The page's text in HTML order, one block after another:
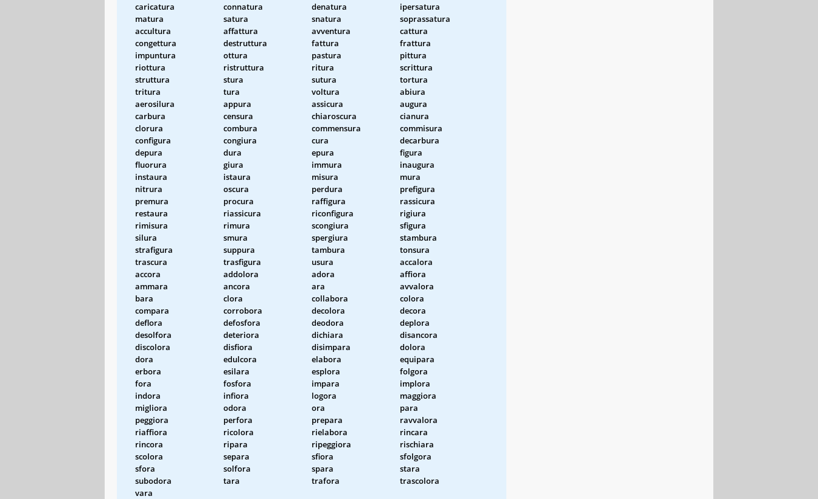
caricatura connatura denatura
ipersatura
matura
satura snatura
soprassatura
accultura
affattura avventura
cattura
congettura
destruttura fattura
frattura
impuntura
ottura pastura
pittura
riottura
ristruttura ritura
scrittura
struttura
stura sutura
tortura
tritura
tura voltura
abiura
aerosilura
appura assicura
augura
carbura
censura chiaroscura
cianura
clorura
combura commensura
commisura
configura
congiura cura
decarbura
depura
dura epura
figura
fluorura
giura immura
inaugura
instaura
istaura misura
mura
nitrura
oscura perdura
prefigura
premura
procura raffigura
rassicura
restaura
riassicura riconfigura
rigiura
rimisura
rimura scongiura
sfigura
silura
smura spergiura
stambura
strafigura
suppura tambura
tonsura
trascura
trasfigura usura
accalora
accora
addolora adora
affiora
ammara
ancora ara
avvalora
bara
clora collabora
colora
compara
corrobora decolora
decora
deflora
defosfora deodora
deplora
desolfora
deteriora dichiara
disancora
discolora
disfiora disimpara
dolora
dora
edulcora elabora
equipara
erbora
esilara esplora
folgora
fora
fosfora impara
implora
indora
infiora logora
maggiora
migliora
odora ora
para
peggiora
perfora prepara
ravvalora
riaffiora
ricolora rielabora
rincara
rincora
ripara ripeggiora
rischiara
scolora
separa sfiora
sfolgora
sfora
solfora spara
stara
subodora
tara trafora
trascolora
vara